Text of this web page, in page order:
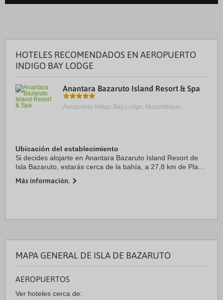
HOTELES RECOMENDADOS EN AEROPUERTO
INDIGO BAY LODGE
Anantara Bazaruto Island Resort & Spa
Aeropuerto Indigo Bay Lodge, Mozambique.
Ubicación del establecimiento
Si decides alojarte en Anantara Bazaruto Island Resort de
Isla Bazaruto, estarás cerca de la bahía, a 27,8 km de Playa
Además, este complejo de ...
Más información.
MAPA GENERAL DE ISLA DE BAZARUTO
AEROPUERTOS
Ver hoteles cerca de: